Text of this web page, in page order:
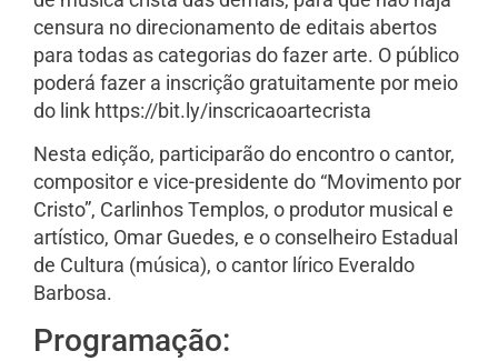
censura no direcionamento de editais abertos
para todas as categorias do fazer arte. O público
poderá fazer a inscrição gratuitamente por meio
do link https://bit.ly/inscricaoartecrista
Nesta edição, participarão do encontro o cantor,
compositor e vice-presidente do “Movimento por
Cristo”, Carlinhos Templos, o produtor musical e
artístico, Omar Guedes, e o conselheiro Estadual
de Cultura (música), o cantor lírico Everaldo
Barbosa.
Programação: